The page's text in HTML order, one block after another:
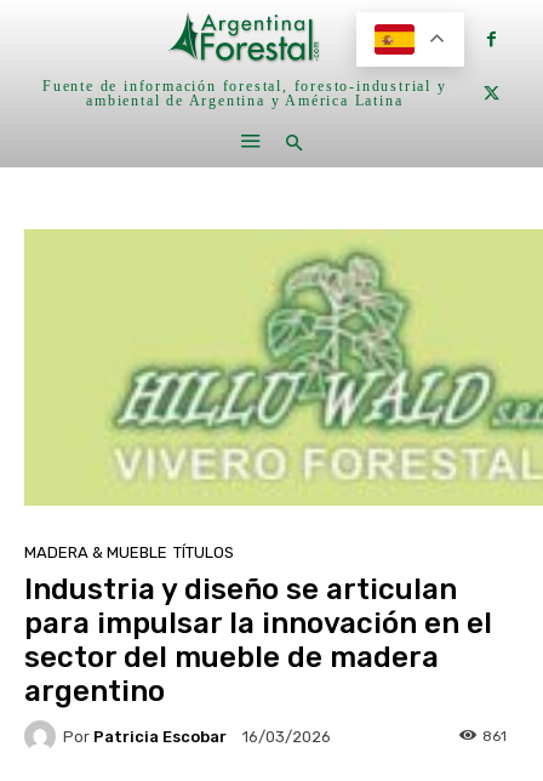
Fuente de información forestal, foresto-industrial y
ambiental de Argentina y América Latina
MADERA & MUEBLE TÍTULOS
Industria y diseño se articulan
para impulsar la innovación en el
sector del mueble de madera
argentino
Por Patricia Escobar 16/03/2026 861